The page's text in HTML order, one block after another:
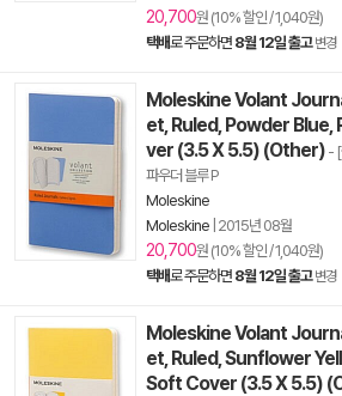
20,700원 (10% 할인 / 1,040원)
택배로 주문하면 8월 12일 출고 변경
Moleskine Volant
et, Ruled, Powder Blue,
ver (3.5 X 5.5) (Other) -
파우더 블루 P
Moleskine
Moleskine 2015년 08월
20,700원 (10% 할인 / 1,040원)
택배로 주문하면 8월 12일 출고 변경
Moleskine Volant
et, Ruled, Sunflower
Soft Cover (3.5 X 5.5)